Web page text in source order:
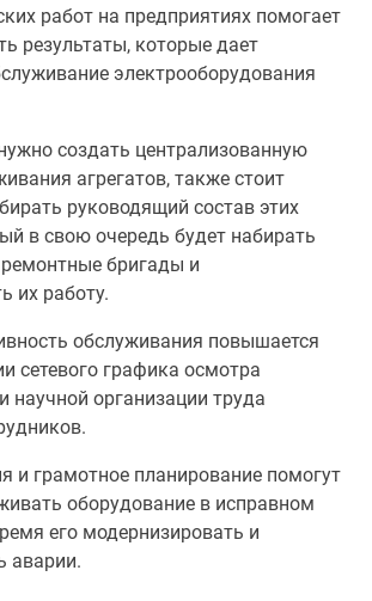
работ на предприятиях помогает
результаты, которые дает
электрооборудования
создать централизованную
агрегатов, также стоит
руководящий состав этих
в свою очередь будет набирать
бригады и
их работу.
обслуживания повышается
сетевого графика осмотра
научной организации труда
и грамотное планирование помогут
оборудование в исправном
его модернизировать и
аварии.